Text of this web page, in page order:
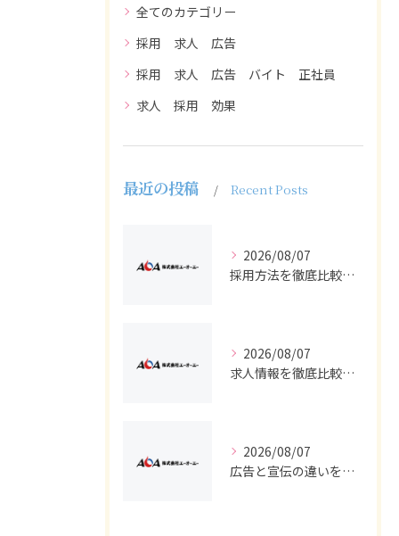
全てのカテゴリー
採用 求人 広告
採用 求人 広告 バイト 正社員
求人 採用 効果
最近の投稿 Recent Posts
2026/08/07
採用方法を徹底比較求人広告でバイトと正社員の最適解を探る
2026/08/07
求人情報を徹底比較して正社員やバイトを効率よく見つける実践ガイド
2026/08/07
広告と宣伝の違いを押さえた採用求人戦略とバイト正社員獲得の実務ポイント